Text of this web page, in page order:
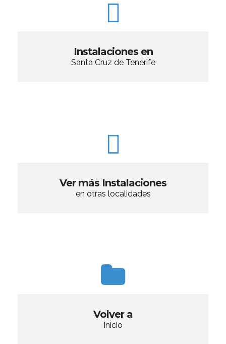
Instalaciones en
Santa Cruz de Tenerife
Ver más Instalaciones
en otras localidades
Volver a
Inicio